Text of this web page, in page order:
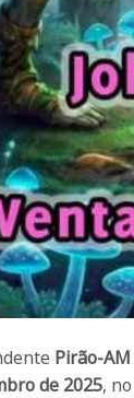
Pirão-AM
de 2025, no